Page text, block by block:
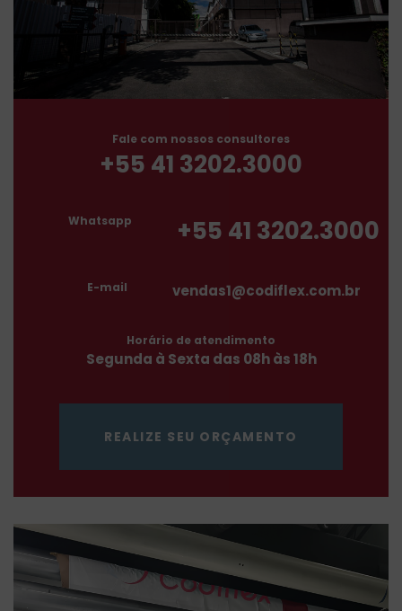
Fale com nossos consultores
+55 41 3202.3000
Whatsapp +55 41 3202.3000
E-mail vendas1@codiflex.com.br
Horário de atendimento
Segunda à Sexta das 08h às 18h
REALIZE SEU ORÇAMENTO